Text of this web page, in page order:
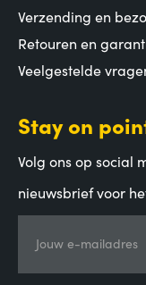
Verzending en
Retouren en
Veelgestelde
Stay on
Volg ons op social
nieuwsbrief voor
Jouw e-mailadres